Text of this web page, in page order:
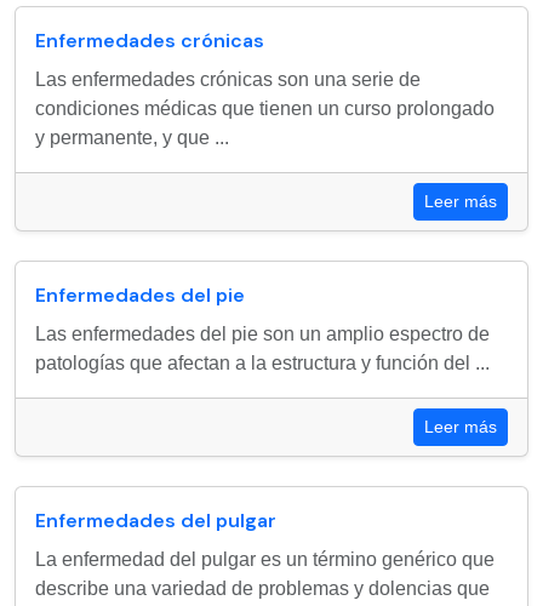
Enfermedades crónicas
Las enfermedades crónicas son una serie de
condiciones médicas que tienen un curso prolongado
y permanente, y que ...
Leer más
Enfermedades del pie
Las enfermedades del pie son un amplio espectro de
patologías que afectan a la estructura y función del ...
Leer más
Enfermedades del pulgar
La enfermedad del pulgar es un término genérico que
describe una variedad de problemas y dolencias que